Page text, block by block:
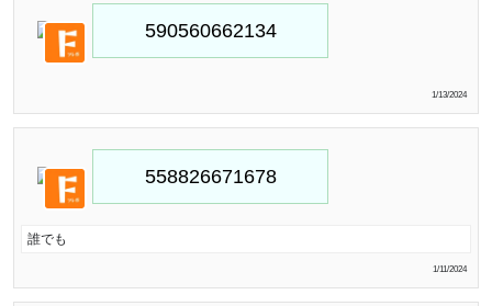
1/13/2024
誰でも
1/11/2024